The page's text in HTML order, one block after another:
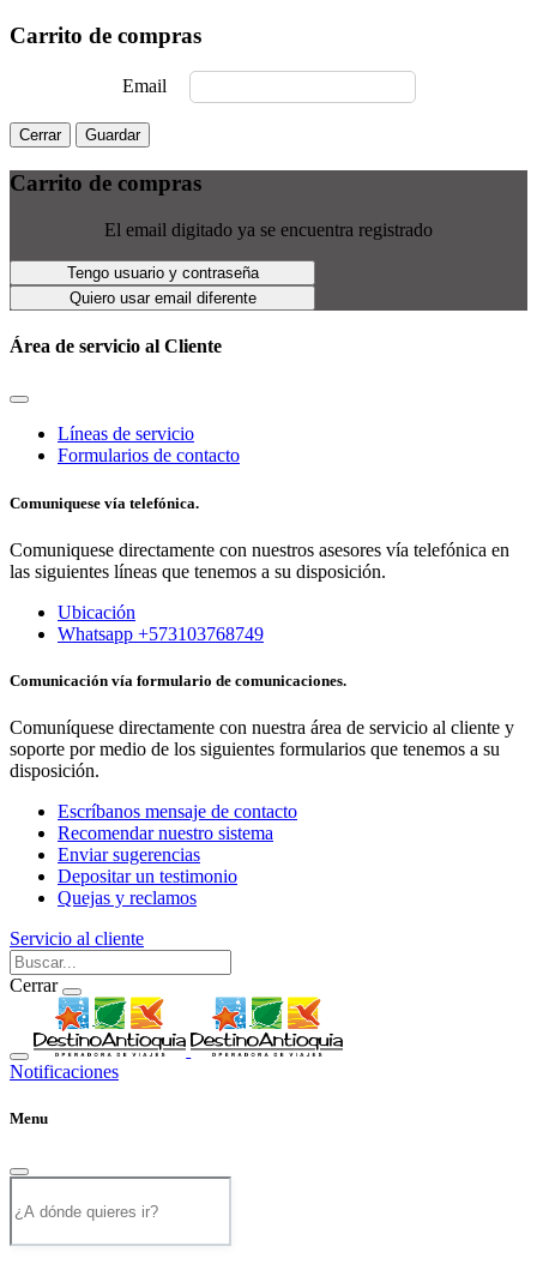
Carrito de compras
Email
Cerrar Guardar
Carrito de compras
El email digitado ya se encuentra registrado
Tengo usuario y contraseña
Quiero usar email diferente
Área de servicio al Cliente
Líneas de servicio
Formularios de contacto
Comuniquese vía telefónica.
Comuniquese directamente con nuestros asesores vía telefónica en
las siguientes líneas que tenemos a su disposición.
Ubicación
Whatsapp +573103768749
Comunicación vía formulario de comunicaciones.
Comuníquese directamente con nuestra área de servicio al cliente y
soporte por medio de los siguientes formularios que tenemos a su
disposición.
Escríbanos mensaje de contacto
Recomendar nuestro sistema
Enviar sugerencias
Depositar un testimonio
Quejas y reclamos
Servicio al cliente
Cerrar
Notificaciones
Menu